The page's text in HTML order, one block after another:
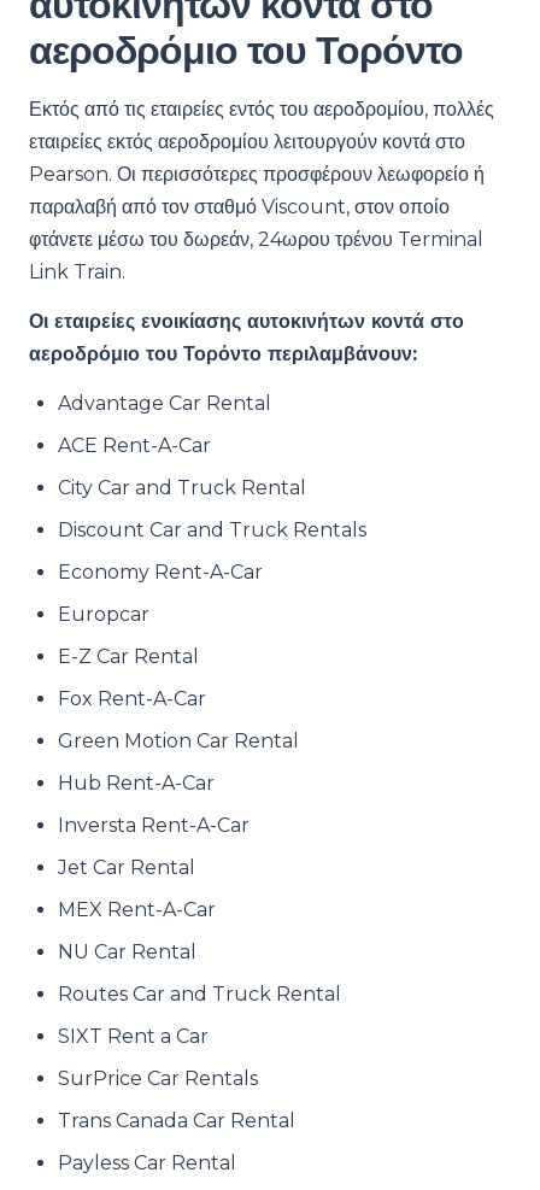
αεροδρόμιο του Τορόντο
Εκτός από τις εταιρείες εντός του αεροδρομίου, πολλές
εταιρείες εκτός αεροδρομίου λειτουργούν κοντά στο
Pearson. Οι περισσότερες προσφέρουν λεωφορείο ή
παραλαβή από τον σταθμό Viscount, στον οποίο
φτάνετε μέσω του δωρεάν, 24ωρου τρένου Terminal
Link Train.
Οι εταιρείες ενοικίασης αυτοκινήτων κοντά στο
αεροδρόμιο του Τορόντο περιλαμβάνουν:
Advantage Car Rental
ACE Rent-A-Car
City Car and Truck Rental
Discount Car and Truck Rentals
Economy Rent-A-Car
Europcar
E-Z Car Rental
Fox Rent-A-Car
Green Motion Car Rental
Hub Rent-A-Car
Inversta Rent-A-Car
Jet Car Rental
MEX Rent-A-Car
NU Car Rental
Routes Car and Truck Rental
SIXT Rent a Car
SurPrice Car Rentals
Trans Canada Car Rental
Payless Car Rental